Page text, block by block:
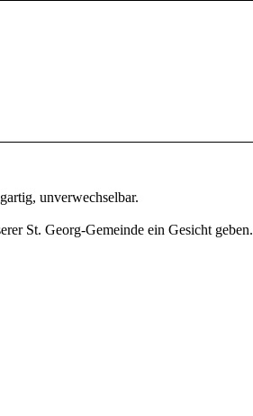
unverwechselbar.
St. Georg-Gemeinde ein Gesicht geben.